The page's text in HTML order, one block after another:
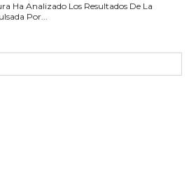
Ha Analizado Los Resultados De La
Por...